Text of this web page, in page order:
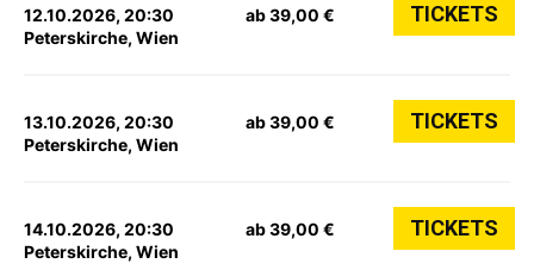
12.10.2026, 20:30
Peterskirche, Wien
ab 39,00 € TICKETS
13.10.2026, 20:30
Peterskirche, Wien
ab 39,00 € TICKETS
14.10.2026, 20:30
Peterskirche, Wien
ab 39,00 € TICKETS